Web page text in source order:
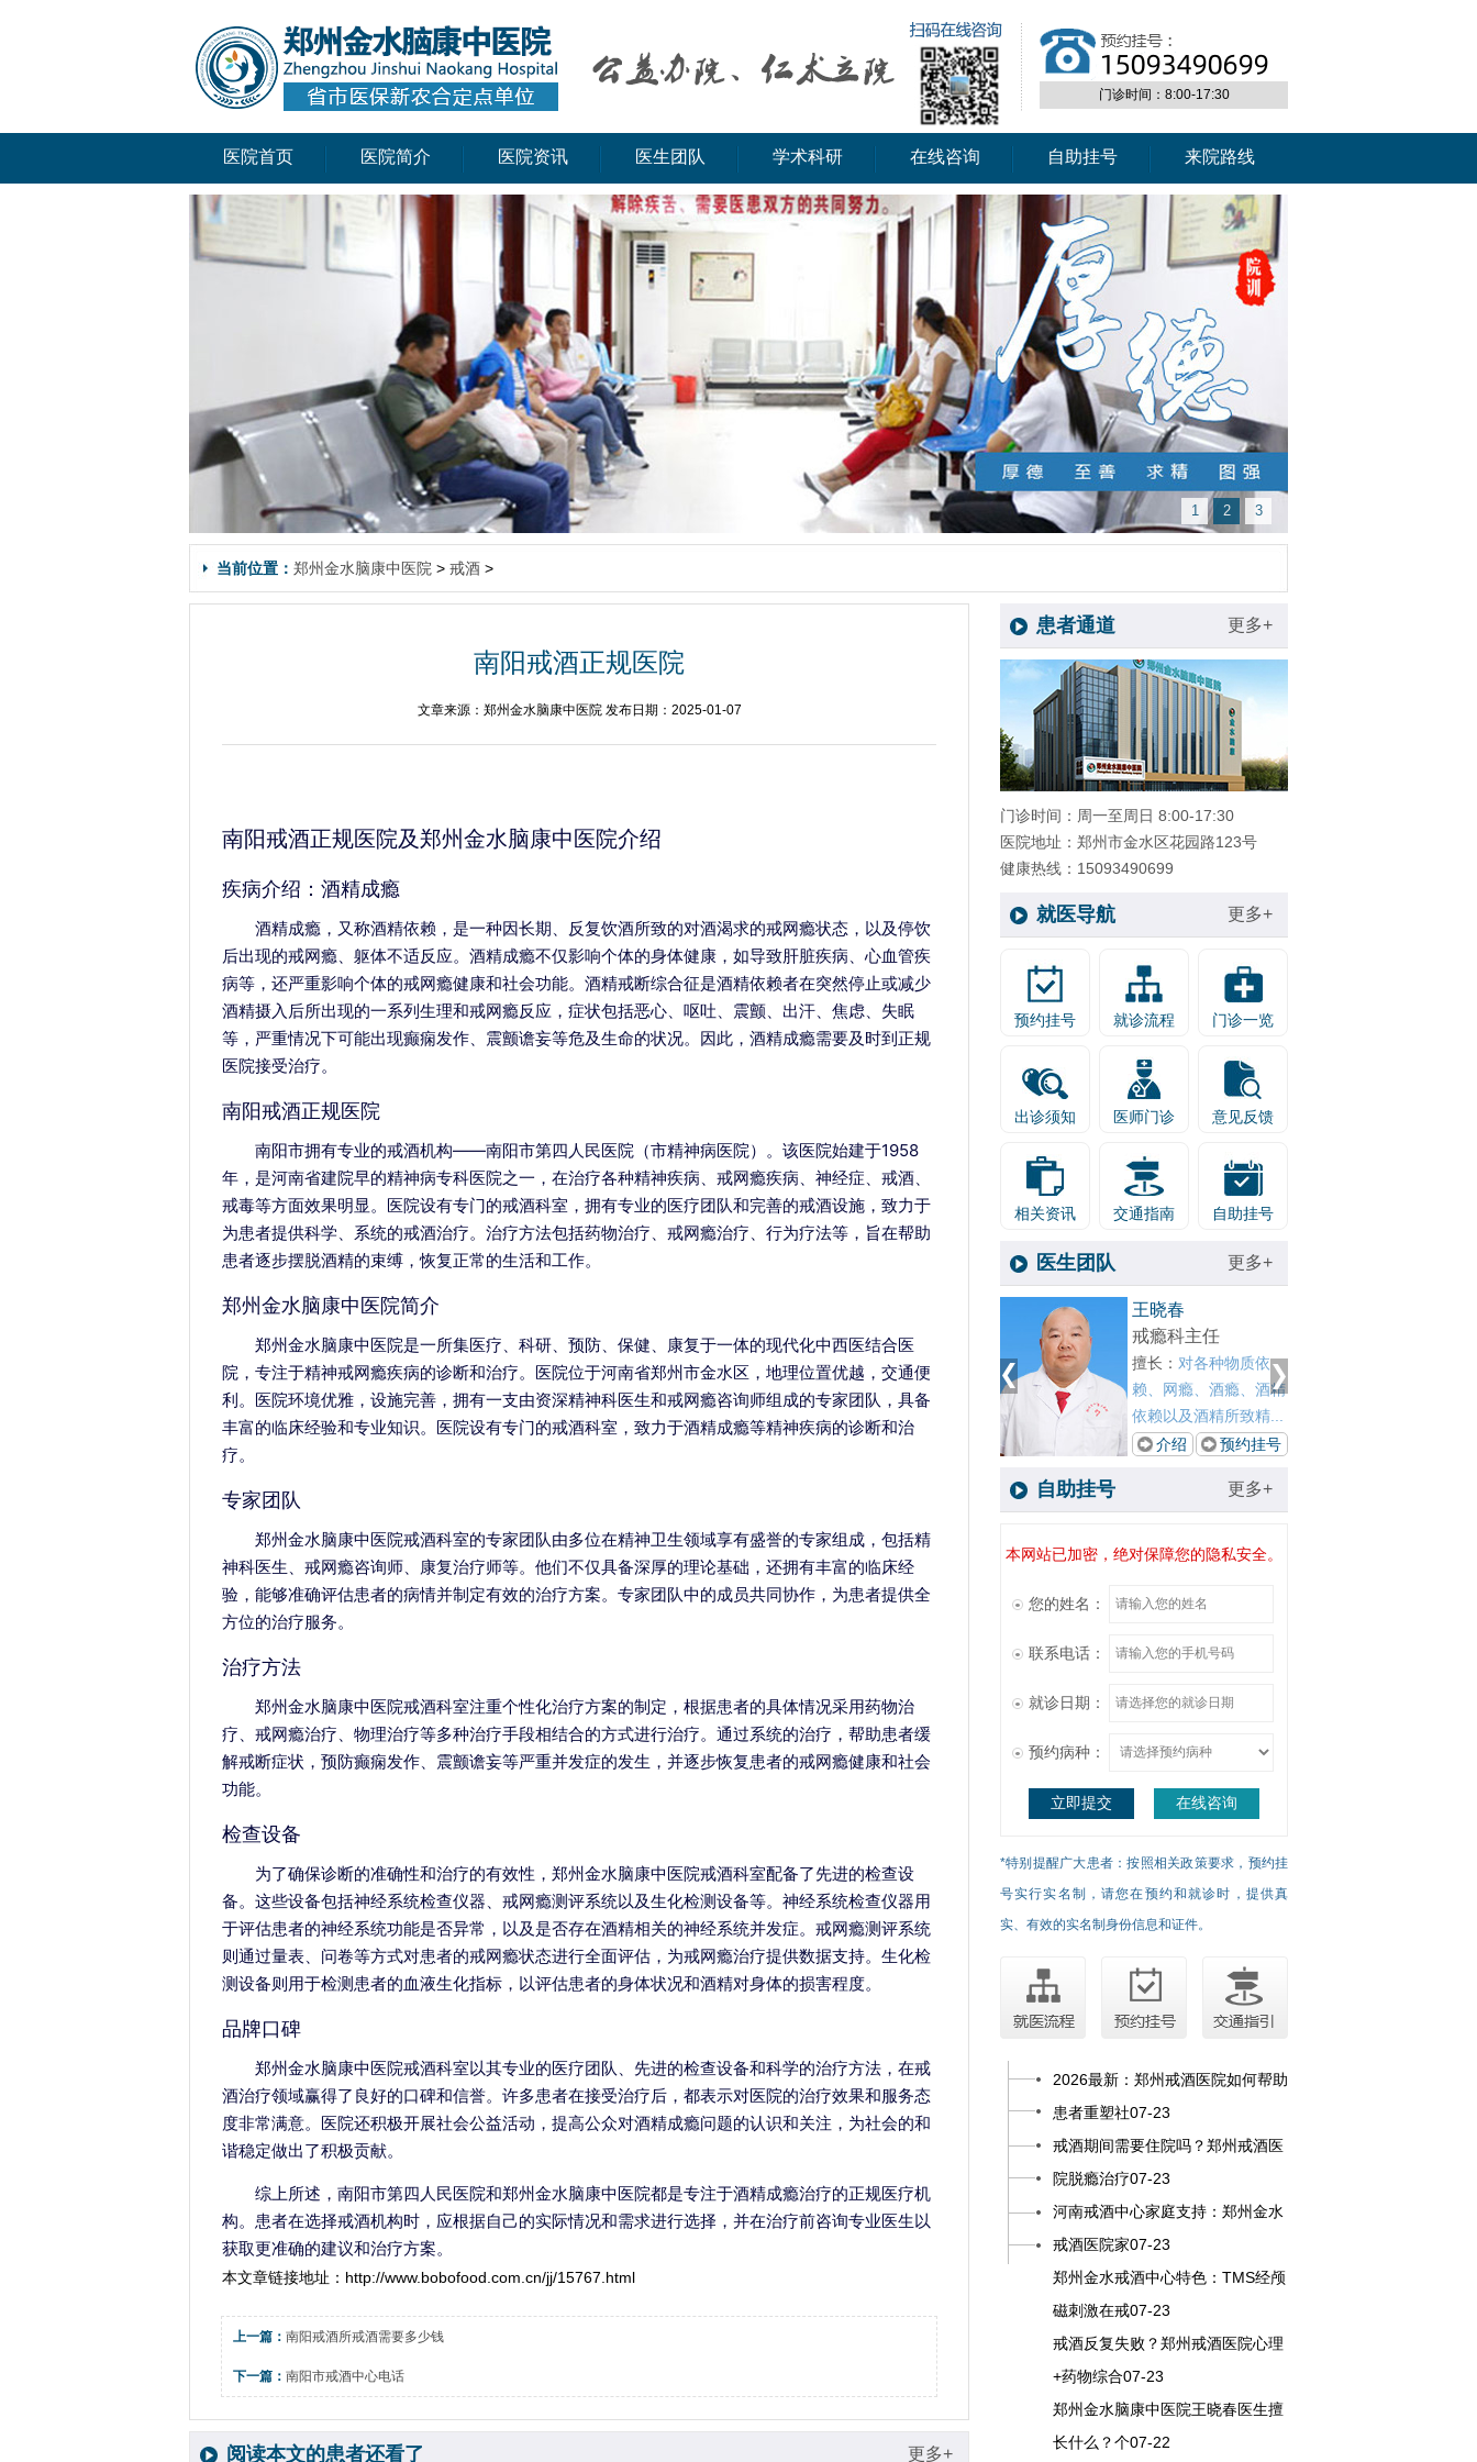
门诊时间：8:00-17:30
医院首页 医院简介 医院资讯 医生团队 学术科研 在线咨询 自助挂号 来院路线
1 2 3
当前位置： 郑州金水脑康中医院 > 戒酒 >
南阳戒酒正规医院
文章来源：郑州金水脑康中医院 发布日期：2025-01-07
南阳戒酒正规医院及郑州金水脑康中医院介绍
疾病介绍：酒精成瘾
酒精成瘾，又称酒精依赖，是一种因长期、反复饮酒所致的对酒渴求的戒网瘾状态，以及停饮
后出现的戒网瘾、躯体不适反应。酒精成瘾不仅影响个体的身体健康，如导致肝脏疾病、心血管疾
病等，还严重影响个体的戒网瘾健康和社会功能。酒精戒断综合征是酒精依赖者在突然停止或减少
酒精摄入后所出现的一系列生理和戒网瘾反应，症状包括恶心、呕吐、震颤、出汗、焦虑、失眠
等，严重情况下可能出现癫痫发作、震颤谵妄等危及生命的状况。因此，酒精成瘾需要及时到正规
医院接受治疗。
南阳戒酒正规医院
南阳市拥有专业的戒酒机构——南阳市第四人民医院（市精神病医院）。该医院始建于1958
年，是河南省建院早的精神病专科医院之一，在治疗各种精神疾病、戒网瘾疾病、神经症、戒酒、
戒毒等方面效果明显。医院设有专门的戒酒科室，拥有专业的医疗团队和完善的戒酒设施，致力于
为患者提供科学、系统的戒酒治疗。治疗方法包括药物治疗、戒网瘾治疗、行为疗法等，旨在帮助
患者逐步摆脱酒精的束缚，恢复正常的生活和工作。
郑州金水脑康中医院简介
郑州金水脑康中医院是一所集医疗、科研、预防、保健、康复于一体的现代化中西医结合医
院，专注于精神戒网瘾疾病的诊断和治疗。医院位于河南省郑州市金水区，地理位置优越，交通便
利。医院环境优雅，设施完善，拥有一支由资深精神科医生和戒网瘾咨询师组成的专家团队，具备
丰富的临床经验和专业知识。医院设有专门的戒酒科室，致力于酒精成瘾等精神疾病的诊断和治
疗。
专家团队
郑州金水脑康中医院戒酒科室的专家团队由多位在精神卫生领域享有盛誉的专家组成，包括精
神科医生、戒网瘾咨询师、康复治疗师等。他们不仅具备深厚的理论基础，还拥有丰富的临床经
验，能够准确评估患者的病情并制定有效的治疗方案。专家团队中的成员共同协作，为患者提供全
方位的治疗服务。
治疗方法
郑州金水脑康中医院戒酒科室注重个性化治疗方案的制定，根据患者的具体情况采用药物治
疗、戒网瘾治疗、物理治疗等多种治疗手段相结合的方式进行治疗。通过系统的治疗，帮助患者缓
解戒断症状，预防癫痫发作、震颤谵妄等严重并发症的发生，并逐步恢复患者的戒网瘾健康和社会
功能。
检查设备
为了确保诊断的准确性和治疗的有效性，郑州金水脑康中医院戒酒科室配备了先进的检查设
备。这些设备包括神经系统检查仪器、戒网瘾测评系统以及生化检测设备等。神经系统检查仪器用
于评估患者的神经系统功能是否异常，以及是否存在酒精相关的神经系统并发症。戒网瘾测评系统
则通过量表、问卷等方式对患者的戒网瘾状态进行全面评估，为戒网瘾治疗提供数据支持。生化检
测设备则用于检测患者的血液生化指标，以评估患者的身体状况和酒精对身体的损害程度。
品牌口碑
郑州金水脑康中医院戒酒科室以其专业的医疗团队、先进的检查设备和科学的治疗方法，在戒
酒治疗领域赢得了良好的口碑和信誉。许多患者在接受治疗后，都表示对医院的治疗效果和服务态
度非常满意。医院还积极开展社会公益活动，提高公众对酒精成瘾问题的认识和关注，为社会的和
谐稳定做出了积极贡献。
综上所述，南阳市第四人民医院和郑州金水脑康中医院都是专注于酒精成瘾治疗的正规医疗机
构。患者在选择戒酒机构时，应根据自己的实际情况和需求进行选择，并在治疗前咨询专业医生以
获取更准确的建议和治疗方案。
本文章链接地址： http://www.bobofood.com.cn/jj/15767.html
上一篇： 南阳戒酒所戒酒需要多少钱
下一篇： 南阳市戒酒中心电话
阅读本文的患者还看了 更多+
患者通道 更多+
门诊时间：周一至周日 8:00-17:30
医院地址：郑州市金水区花园路123号
健康热线：15093490699
就医导航 更多+
预约挂号 就诊流程 门诊一览
出诊须知 医师门诊 意见反馈
相关资讯 交通指南 自助挂号
医生团队 更多+
青少年心身科主任
擅长：治疗网络依赖、
青少年心理障碍、游戏
成瘾、酒精依赖、...
戒瘾科主任
擅长：对各种物质依
赖、网瘾、酒瘾、酒精
依赖以及酒精所致精...
张剑红
青少年心身科主任
擅长： 治疗网络依赖、
青少年心理障碍、游戏
成瘾、酒精依赖、...
介绍
预约挂号
自助挂号 更多+
本网站已加密，绝对保障您的隐私安全。
您的姓名：
联系电话：
就诊日期：
预约病种：
立即提交 在线咨询
*特别提醒广大患者：按照相关政策要求，预约挂
号实行实名制，请您在预约和就诊时，提供真
实、有效的实名制身份信息和证件。
2026最新：郑州戒酒医院如何帮助
患者重塑社07-23
戒酒期间需要住院吗？郑州戒酒医
院脱瘾治疗07-23
河南戒酒中心家庭支持：郑州金水
戒酒医院家07-23
郑州金水戒酒中心特色：TMS经颅
磁刺激在戒07-23
戒酒反复失败？郑州戒酒医院心理
+药物综合07-23
郑州金水脑康中医院王晓春医生擅
长什么？个07-22